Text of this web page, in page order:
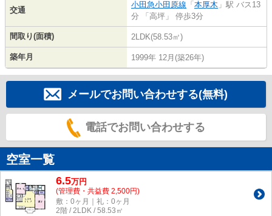
交通
小田急小田原線 「 本厚木 」駅 バス13
分 「高坪」 停歩3分
間取り(面積) 2LDK(58.53㎡)
築年月 1999年 12月(築26年)
メールでお問い合わせする(無料)
電話でお問い合わせする
空室一覧
6.5万円
(管理費・共益費 2,500円)
敷：0ヶ月｜礼：0ヶ月
2階 / 2LDK / 58.53㎡